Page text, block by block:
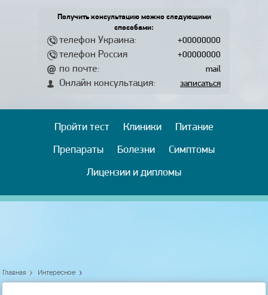
Получить консультацию можно следующими
способами:
телефон Украина: +00000000
телефон Россия +00000000
по почте: mail
Онлайн консультация: записаться
Пройти тест Клиники
Питание
Препараты
Болезни
Симптомы
Лицензии и дипломы
Главная Интересное